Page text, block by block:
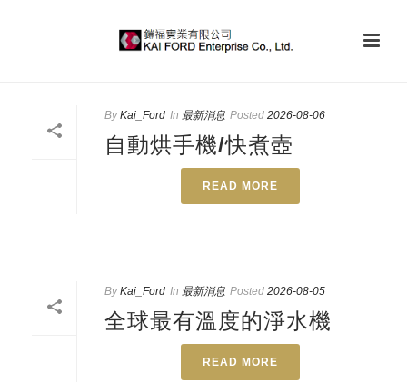
By Kai_Ford In 最新消息 Posted 2026-08-06
自動烘手機/快煮壺
READ MORE
By Kai_Ford In 最新消息 Posted 2026-08-05
全球最有溫度的淨水機
READ MORE